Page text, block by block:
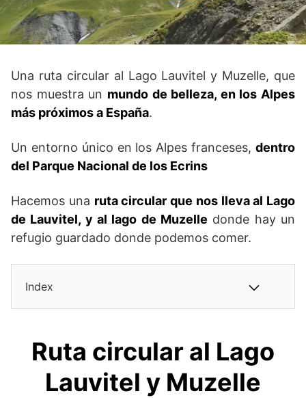
Una ruta circular al Lago Lauvitel y Muzelle, que
nos muestra un mundo de belleza, en los Alpes
más próximos a España.
Un entorno único en los Alpes franceses, dentro
del Parque Nacional de los Ecrins
Hacemos una ruta circular que nos lleva al Lago
de Lauvitel, y al lago de Muzelle donde hay un
refugio guardado donde podemos comer.
Index
Ruta circular al Lago
Lauvitel y Muzelle